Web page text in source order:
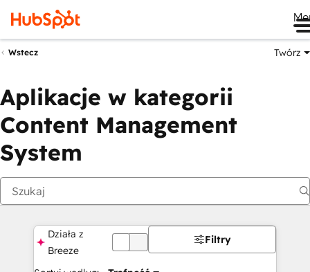
Wstecz Twórz
Aplikacje w kategorii
Content Management
System
Działa z
Breeze
WYŁ
Filtry